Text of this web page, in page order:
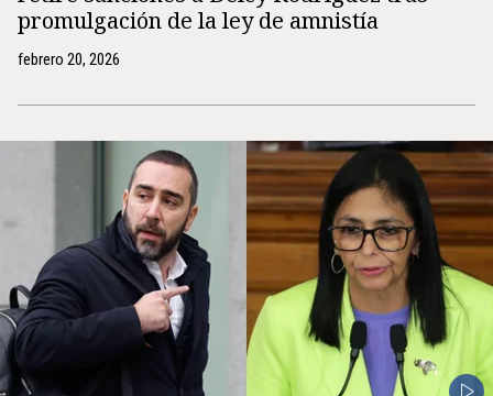
promulgación de la ley de amnistía
febrero 20, 2026